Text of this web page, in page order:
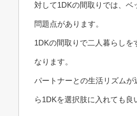
対して1DKの間取りでは、ベ
問題点があります。
1DKの間取りで二人暮らしを
なります。
パートナーとの生活リズム
ら1DKを選択肢に入れても良